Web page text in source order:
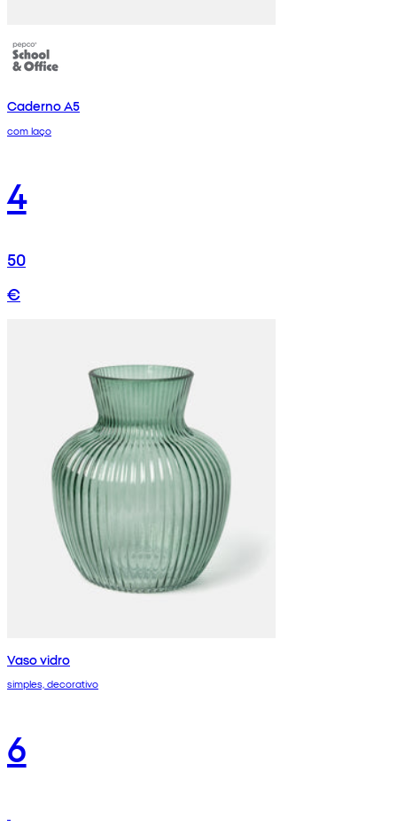
Caderno A5
com laço
4
50
€
Vaso vidro
simples, decorativo
6